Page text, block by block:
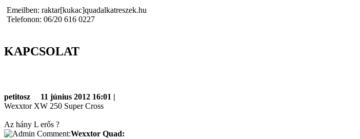
Emeilben: raktar[kukac]quadalkatreszek.hu
Telefonon: 06/20 616 0227
KAPCSOLAT
petitosz
11 június 2012 16:01 |
Wexxtor XW 250 Super Cross
Az hány L erős ?
Wexxtor Quad: